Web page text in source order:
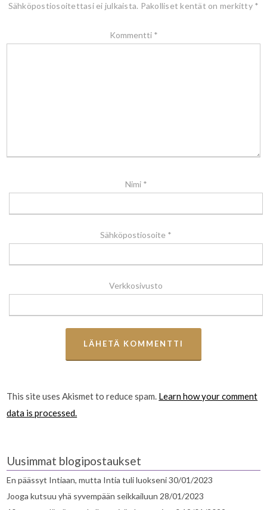
Sähköpostiosoitettasi ei julkaista. Pakolliset kentät on merkitty *
Kommentti *
Nimi *
Sähköpostiosoite *
Verkkosivusto
This site uses Akismet to reduce spam. Learn how your comment
data is processed.
Uusimmat blogipostaukset
En päässyt Intiaan, mutta Intia tuli luokseni30/01/2023
Jooga kutsuu yhä syvempään seikkailuun 28/01/2023